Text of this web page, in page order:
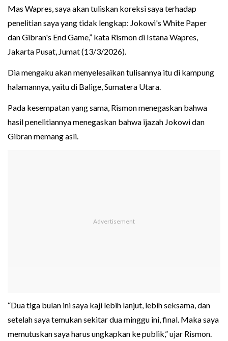
Mas Wapres, saya akan tuliskan koreksi saya terhadap
penelitian saya yang tidak lengkap: Jokowi's White Paper
dan Gibran's End Game,” kata Rismon di Istana Wapres,
Jakarta Pusat, Jumat (13/3/2026).
Dia mengaku akan menyelesaikan tulisannya itu di kampung
halamannya, yaitu di Balige, Sumatera Utara.
Pada kesempatan yang sama, Rismon menegaskan bahwa
hasil penelitiannya menegaskan bahwa ijazah Jokowi dan
Gibran memang asli.
“Dua tiga bulan ini saya kaji lebih lanjut, lebih seksama, dan
setelah saya temukan sekitar dua minggu ini, final. Maka saya
memutuskan saya harus ungkapkan ke publik,” ujar Rismon.